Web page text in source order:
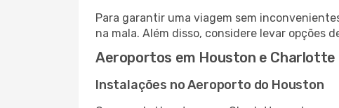
Para garantir uma viagem sem
na mala. Além disso, considere levar opções
Aeroportos em Houston e Charlotte
Instalações no Aeroporto do Houston